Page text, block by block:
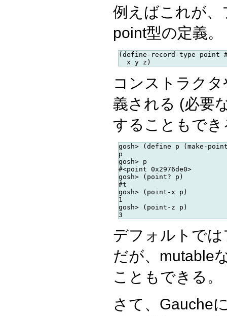
例えばこれが、
point型の定義。
(define-record-type point
コンストラク
義される (必要
することもでき
gosh> (define p (make-
p
gosh> p
#<point 0x2976de0>
gosh> (point? p)
#t
gosh> (point-x p)
1
gosh> (point-z p)
デフォルトで
だが、mutable
こともできる。
さて、Gauche